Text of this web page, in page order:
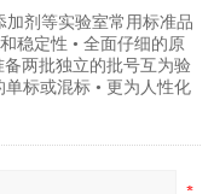
加剂等实验室常用标准品
稳定性 • 全面仔细的原
备两批独立的批号互为验
标或混标 • 更为人性化